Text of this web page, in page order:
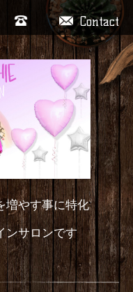
Contact
増やす事に特化
ンサロンです